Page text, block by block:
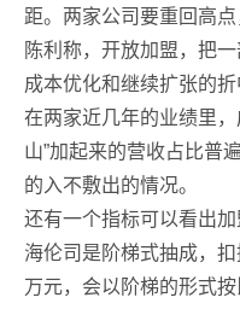
距。两家公司要重回高
陈利称，开放加盟，把
成本优化和继续扩张的折
在两家近几年的业绩里
山”加起来的营收占比普
的入不敷出的情况。
还有一个指标可以看出加
海伦司是阶梯式抽成，
万元，会以阶梯的形式